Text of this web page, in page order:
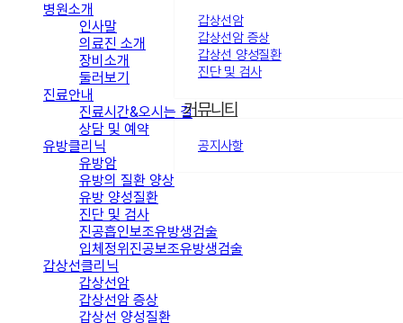
갑상선암
갑상선암 증상
갑상선 양성질환
진단 및 검사
커뮤니티
공지사항
병원소개
인사말
의료진 소개
장비소개
둘러보기
진료안내
진료시간&오시는 길
상담 및 예약
유방클리닉
유방암
유방의 질환 양상
유방 양성질환
진단 및 검사
진공흡인보조유방생검술
입체정위진공보조유방생검술
갑상선클리닉
갑상선암
갑상선암 증상
갑상선 양성질환